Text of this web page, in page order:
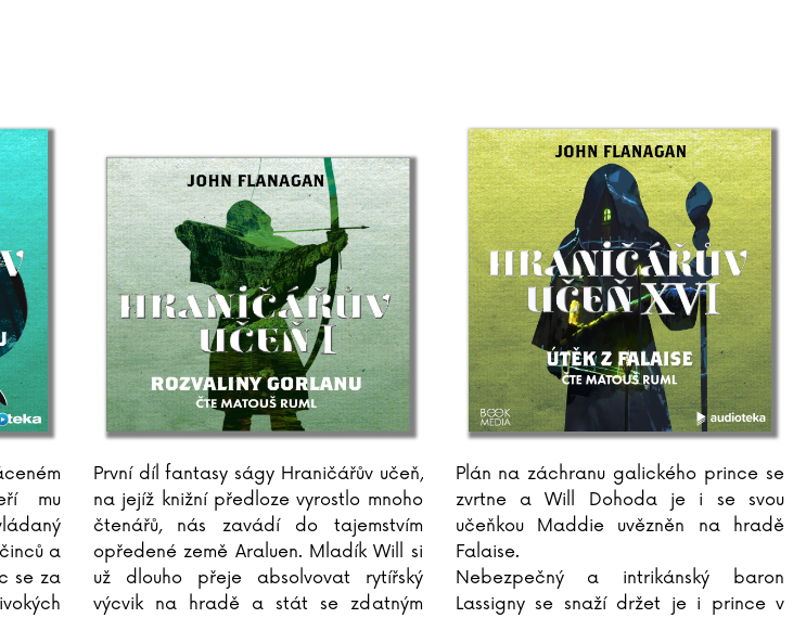
mu
a
se za
První díl fantasy ságy Hraničářův učeň,
na jejíž knižní předloze vyrostlo mnoho
čtenářů, nás zavádí do tajemstvím
opředené země Araluen. Mladík Will si
už dlouho přeje absolvovat rytířský
výcvik na hradě a stát se zdatným
Plán na záchranu galického prince se
zvrtne a Will Dohoda je i se svou
učeňkou Maddie uvězněn na hradě
Falaise.
Nebezpečný a intrikánský baron
Lassigny se snaží držet je i prince v